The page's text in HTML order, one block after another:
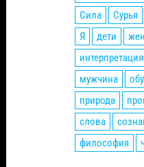
Сила Сурья
Я
дети
интерпретация
мужчина
природа
слова
философия